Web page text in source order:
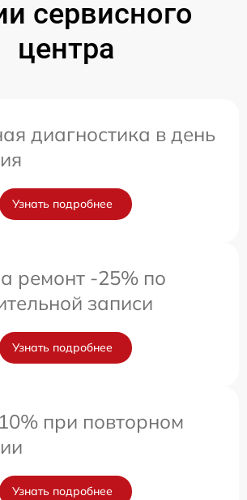
сервисного
центра
диагностика в день
Узнать подробнее
ремонт -25% по
записи
Узнать подробнее
при повторном
Узнать подробнее